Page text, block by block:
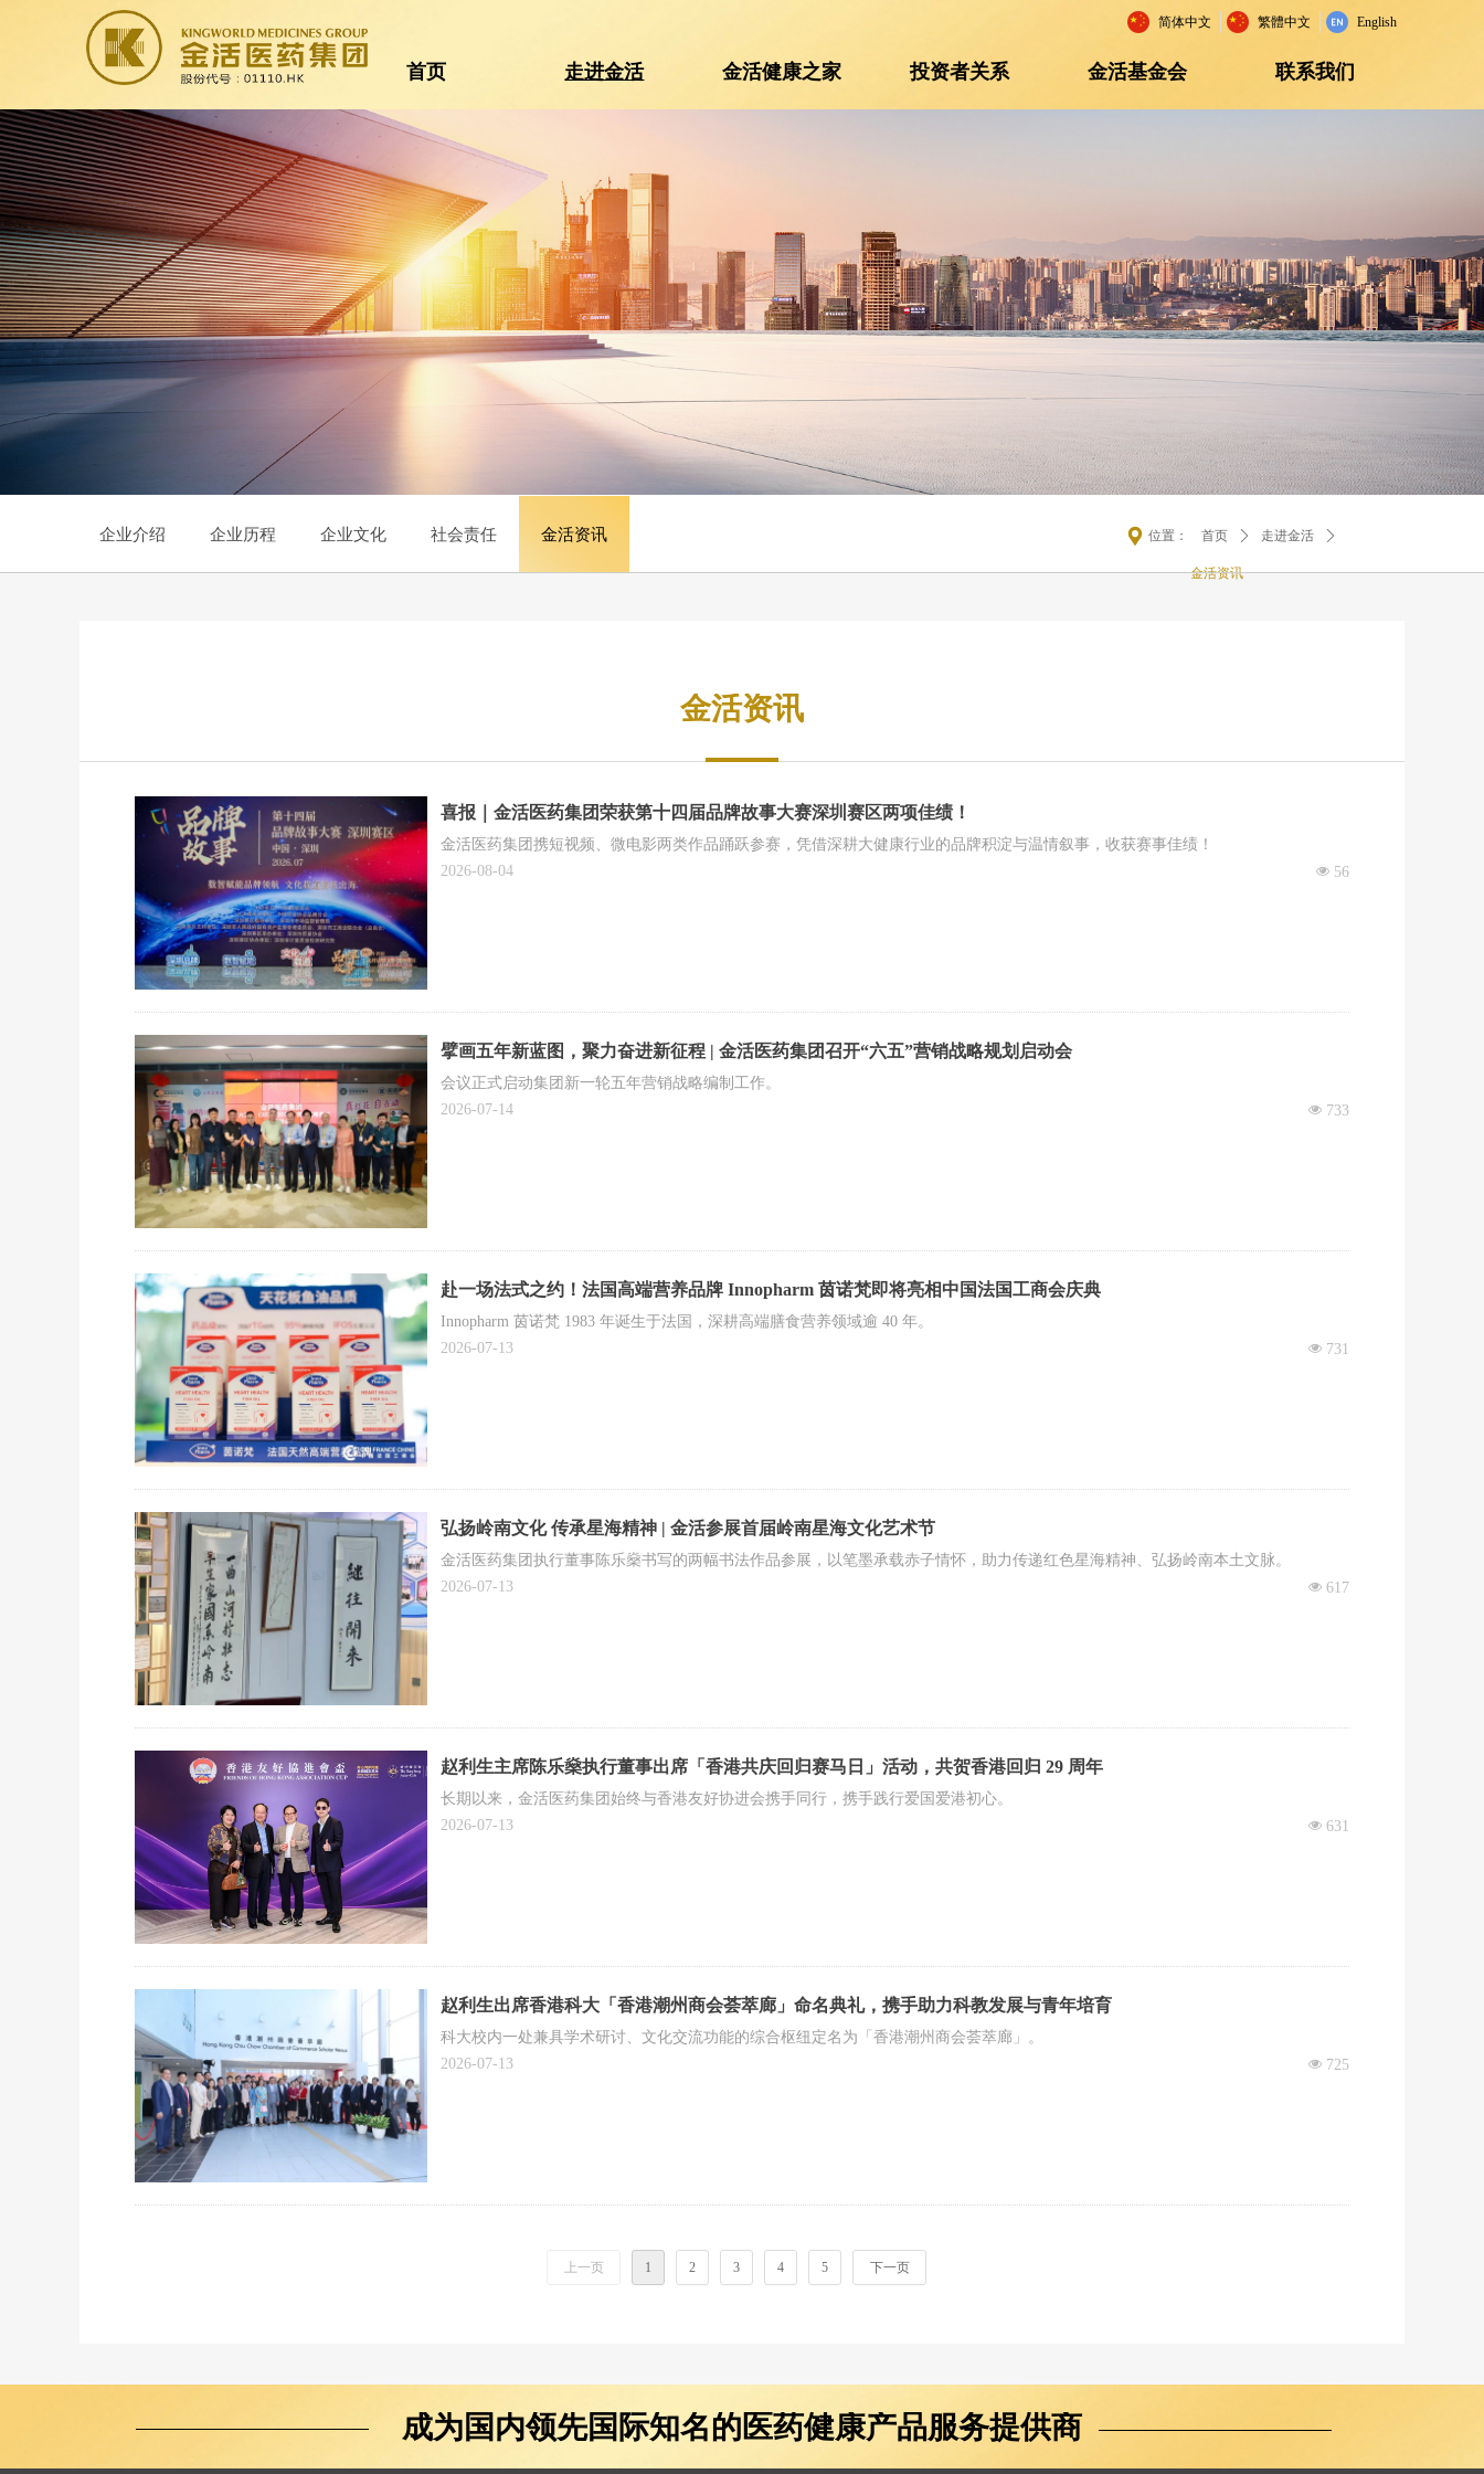
首页
首页
走进金活 金活健康之家 投资者关系 金活基金会 联系我们
简体中文 繁體中文 English
喜报｜金活医药集团荣获第十四届品牌故事大赛深圳赛区两项佳绩！
金活医药集团携短视频、微电影两类作品踊跃参赛，凭借深耕大健康行业的品牌积淀与温情叙事，收获赛事佳绩！
넶 56
2026-08-04
擘画五年新蓝图，聚力奋进新征程 | 金活医药集团召开“六五”营销战略规划启动会
会议正式启动集团新一轮五年营销战略编制工作。
넶 733
2026-07-14
赴一场法式之约！法国高端营养品牌 Innopharm 茵诺梵即将亮相中国法国工商会庆典
Innopharm 茵诺梵 1983 年诞生于法国，深耕高端膳食营养领域逾 40 年。
넶 731
2026-07-13
弘扬岭南文化 传承星海精神 | 金活参展首届岭南星海文化艺术节
金活医药集团执行董事陈乐燊书写的两幅书法作品参展，以笔墨承载赤子情怀，助力传递红色星海精神、弘扬岭南本土文脉。
넶 617
2026-07-13
赵利生主席陈乐燊执行董事出席「香港共庆回归赛马日」活动，共贺香港回归 29 周年
长期以来，金活医药集团始终与香港友好协进会携手同行，携手践行爱国爱港初心。
넶 631
2026-07-13
赵利生出席香港科大「香港潮州商会荟萃廊」命名典礼，携手助力科教发展与青年培育
科大校内一处兼具学术研讨、文化交流功能的综合枢纽定名为「香港潮州商会荟萃廊」。
넶 725
2026-07-13
上一页 1 2 3 4 5 下一页
金活资讯
位置： 首页 ꄲ 走进金活 ꄲ
金活资讯
企业介绍 企业历程 企业文化 社会责任 金活资讯 끇
成为国内领先国际知名的医药健康产品服务提供商